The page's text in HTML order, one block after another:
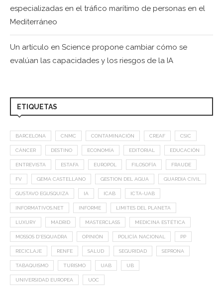
especializadas en el tráfico marítimo de personas en el
Mediterráneo
Un artículo en Science propone cambiar cómo se
evalúan las capacidades y los riesgos de la IA
ETIQUETAS
BARCELONA CNMC CONTAMINACIÓN CREAF CSIC
CÁNCER DESTINO ECONOMÍA EDITORIAL EDUCACIÓN
ENTREVISTA ESTAFA EUROPOL FILOSOFÍA FRAUDE
FV GEMA CASTELLANO GESTION DEL AGUA GUARDIA CIVIL
GUSTAVO EGUSQUIZA IA ICAB ICTA-UAB
INFORMATIVOS.NET INFORME LIMITES DEL PLANETA
LUXURY MADRID MASTERCLASS MEDICINA ESTÉTICA
MOSSOS D'ESQUADRA OPINIÓN POLICÍA NACIONAL PP
RECICLAJE RENFE SALUD SEGURIDAD SEPRONA
TABAQUISMO TURISMO UAB UB
UNIVERSIDAD EUROPEA UOC